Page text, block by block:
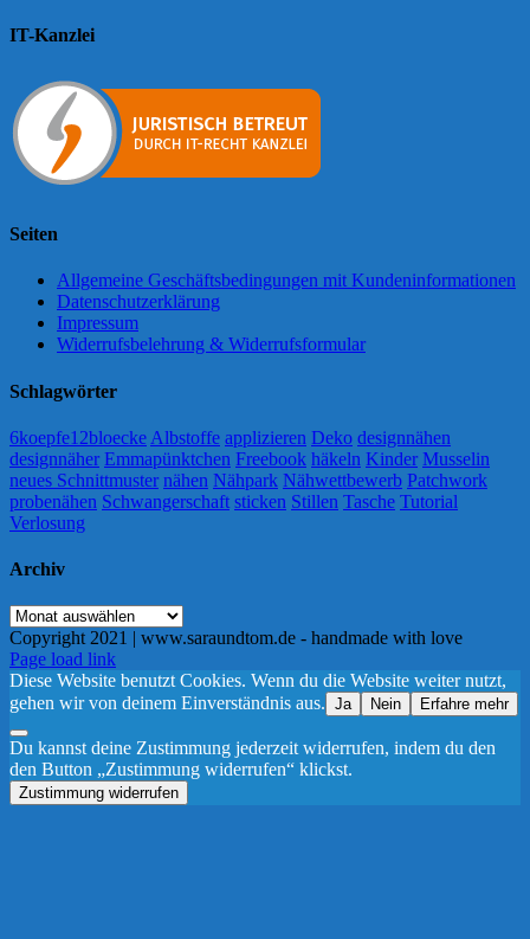
IT-Kanzlei
Seiten
Allgemeine Geschäftsbedingungen mit Kundeninformationen
Datenschutzerklärung
Impressum
Widerrufsbelehrung & Widerrufsformular
Schlagwörter
6koepfe12bloecke Albstoffe applizieren Deko designnähen
designnäher Emmapünktchen Freebook häkeln Kinder Musselin
neues Schnittmuster nähen Nähpark Nähwettbewerb Patchwork
probenähen Schwangerschaft sticken Stillen Tasche Tutorial
Verlosung
Archiv
Archiv
Copyright 2021 | www.saraundtom.de - handmade with love
Instagram
Page load link
Diese Website benutzt Cookies. Wenn du die Website weiter nutzt,
gehen wir von deinem Einverständnis aus. Ja Nein Erfahre mehr
Du kannst deine Zustimmung jederzeit widerrufen, indem du den
den Button „Zustimmung widerrufen“ klickst.
Zustimmung widerrufen